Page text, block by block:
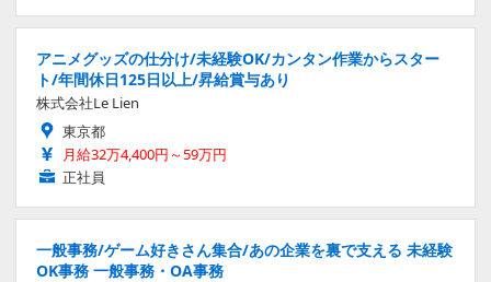
アニメグッズの仕分け/未経験OK/カンタン作業からスター
ト/年間休日125日以上/昇給賞与あり
株式会社Le Lien
東京都
月給32万4,400円～59万円
正社員
一般事務/ゲーム好きさん集合/あの企業を裏で支える 未経験
OK事務 一般事務・OA事務